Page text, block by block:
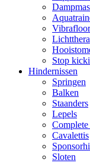
Vibrafloor
Stop
Hindernissen
Springen
Balken
Staanders
Lepels
Cavalettis
Sloten